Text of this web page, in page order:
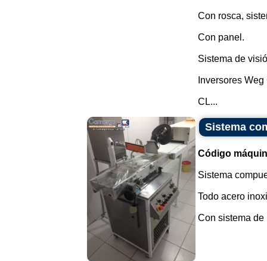
Con rosca,
Con panel.
Sistema de
Inversores
CL...
Sistema
Código
Sistema
Todo acero
Con sistema de